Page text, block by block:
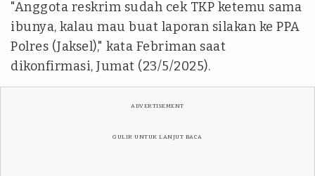
"Anggota reskrim sudah cek TKP ketemu sama
ibunya, kalau mau buat laporan silakan ke PPA
Polres (Jaksel)," kata Febriman saat
dikonfirmasi, Jumat (23/5/2025).
ADVERTISEMENT
GULIR UNTUK LANJUT BACA